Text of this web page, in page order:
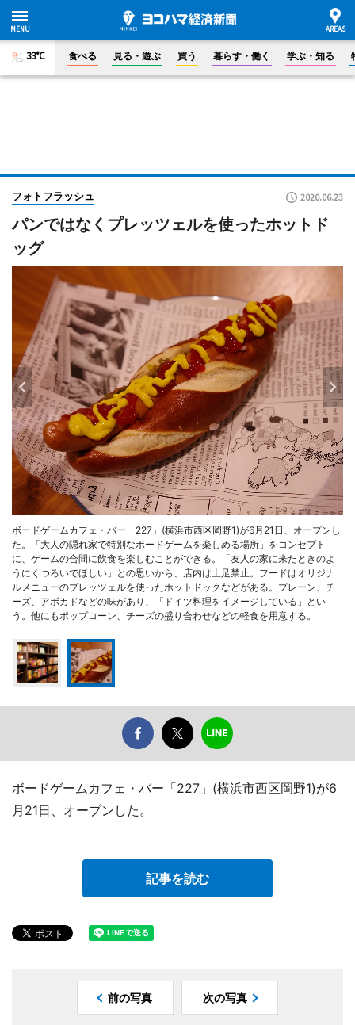
33°C 食べる 見る・遊ぶ 買う 暮らす・働く 学ぶ・知る
フォトフラッシュ 2020.06.23
パンではなくプレッツェルを使ったホットド
ッグ
ボードゲームカフェ・バー「227」(横浜市西区岡野1)が6月21日、オープンし
た。「大人の隠れ家で特別なボードゲームを楽しめる場所」をコンセプト
に、ゲームの合間に飲食を楽しむことができる。「友人の家に来たときのよ
うにくつろいでほしい」との思いから、店内は土足禁止。フードはオリジナ
ルメニューのプレッツェルを使ったホットドックなどがある。プレーン、チ
ーズ、アボカドなどの味があり、「ドイツ料理をイメージしている」とい
う。他にもポップコーン、チーズの盛り合わせなどの軽食を用意する。
ボードゲームカフェ・バー「227」(横浜市西区岡野1)が6
月21日、オープンした。
記事を読む
前の写真 次の写真